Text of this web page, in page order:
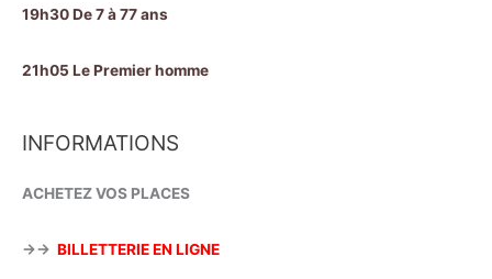
19h30 De 7 à 77 ans
21h05 Le Premier homme
INFORMATIONS
ACHETEZ VOS PLACES
→→ BILLETTERIE EN LIGNE